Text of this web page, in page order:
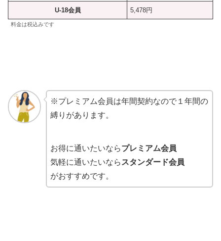
U-18会員 5,478円
料金は税込みです
※プレミアム会員は年間契約なので１年間の
縛りがあります。
お得に通いたいならプレミアム会員
気軽に通いたいなら スタンダード会員
がおすすめです。